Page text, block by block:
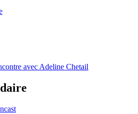
avec Adeline Chetail